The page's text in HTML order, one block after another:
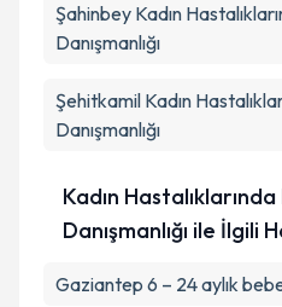
Metni'ni okudum ve
kapsamda işlenmesini
Takvim
Şahinbey Kadın
Danışmanlığı
Şehitkamil Kadın
Danışmanlığı
Kadın
Danışmanlığı ile İlgili
Gaziantep 6 – 24 aylık